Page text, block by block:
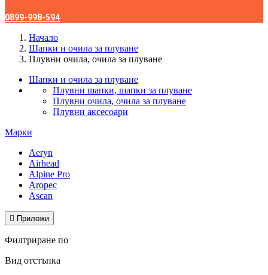
0899-998-594
Начало
Шапки и очила за плуване
Плувни очила, очила за плуване
Шапки и очила за плуване
Плувни шапки, шапки за плуване
Плувни очила, очила за плуване
Плувни аксесоари
Марки
Aeryn
Airhead
Alpine Pro
Aropec
Ascan
 Приложи
Филтриране по
Вид отстъпка